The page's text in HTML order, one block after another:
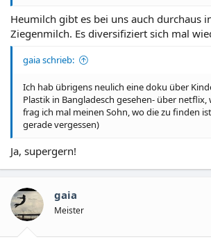
Heumilch gibt es bei uns auch durchaus
Ziegenmilch. Es diversifiziert sich mal
gaia schrieb:
Ich hab übrigens neulich eine doku über
Plastik in Bangladesch gesehen- über
frag ich mal meinen Sohn, wo die zu finden
gerade vergessen)
Ja, supergern!
gaia
Meister